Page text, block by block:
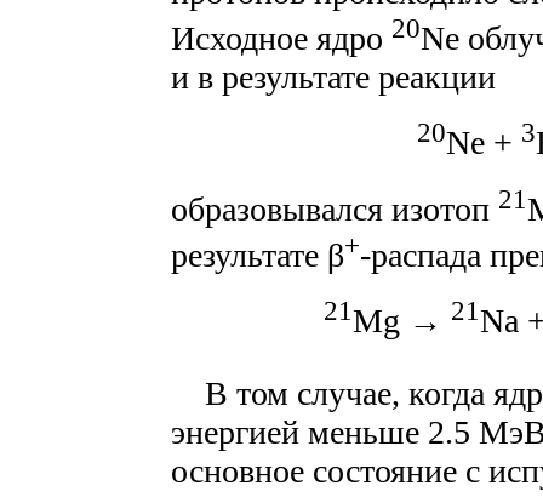
Исходное ядро 20Ne
и в результате реакции
20Ne + 3
образовывался изотоп 21
результате β+-распада
21Mg → 21Na
В том случае, когда
энергией меньше 2.5
основное состояние с